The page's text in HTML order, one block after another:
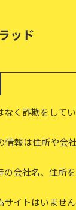
ッド
なく詐欺をして
情報は住所や会
会社名、住所
サイトはいませ